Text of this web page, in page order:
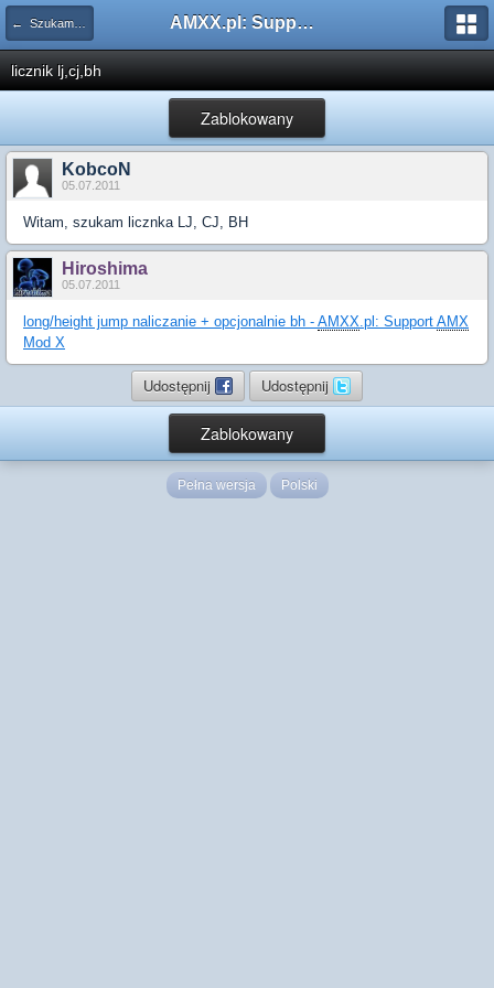
← Szukam pluginu AMXX.pl: Support AMX Mod X i SourceMod
licznik lj,cj,bh
Zablokowany
KobcoN
05.07.2011
Witam, szukam licznka LJ, CJ, BH
Hiroshima
05.07.2011
long/height jump naliczanie + opcjonalnie bh - AMXX.pl: Support AMX
Mod X
Udostępnij Udostępnij
Zablokowany
Pełna wersja Polski